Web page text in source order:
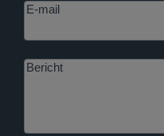
E-mail
Bericht